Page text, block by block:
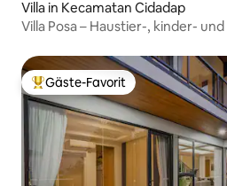
Villa in Kecamatan Cidadap
Villa Posa – Haustier-, kinder-
Beliebter Gäste-Favorit.
Gäste-Favorit